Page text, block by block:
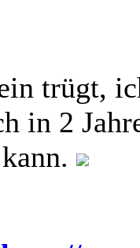
trügt,
in 2